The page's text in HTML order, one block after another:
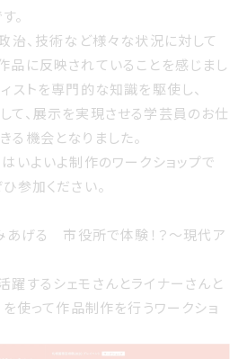
。
政治、技術など様々な状況に対して
品に反映されていることを感じまし
ストを専門的な知識を駆使し、
て、展示を実現させる学芸員のお仕
る機会となりました。
いよいよ制作のワークショップで
参加ください。
あげる 市役所で体験！？～現代ア
躍するシェモさんとライナーさんと
を使って作品制作を行うワークショ